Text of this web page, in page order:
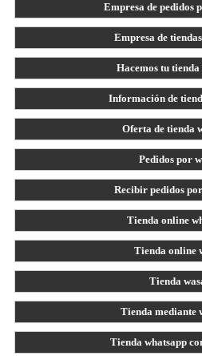
Empresa de pedidos
Empresa de
Hacemos tu
Información de
Oferta de tienda
Pedidos por
Recibir pedidos
Tienda online
Tienda online
Tienda
Tienda mediante
Tienda whatsapp